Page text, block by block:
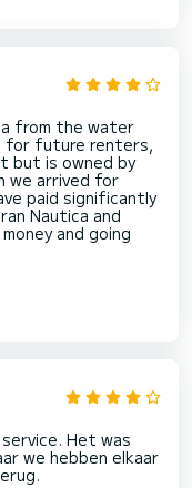
from the water
for future renters,
but is owned by
we arrived for
paid significantly
Nautica and
and going
Het was
we hebben elkaar